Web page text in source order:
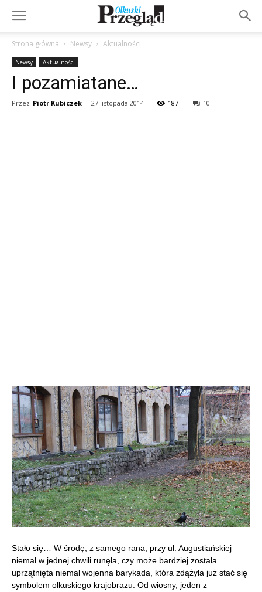
Strona główna Newsy Aktualności
Newsy Aktualności
I pozamiatane…
Przez Piotr Kubiczek - 27 listopada 2014 187 10
Stało się… W środę, z samego rana, przy ul. Augustiańskiej
niemal w jednej chwili runęła, czy może bardziej została
uprzątnięta niemal wojenna barykada, która zdążyła już stać się
symbolem olkuskiego krajobrazu. Od wiosny, jeden z